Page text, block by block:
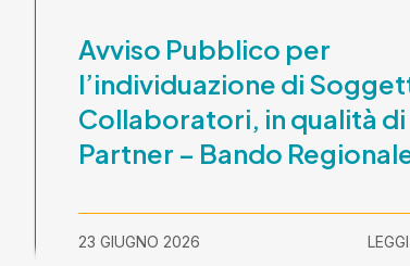
Avviso Pubblico per
l’individuazione di
Collaboratori, in qualità di
Partner – Bando
2026” – CUP
E81B26000210003
23 GIUGNO 2026